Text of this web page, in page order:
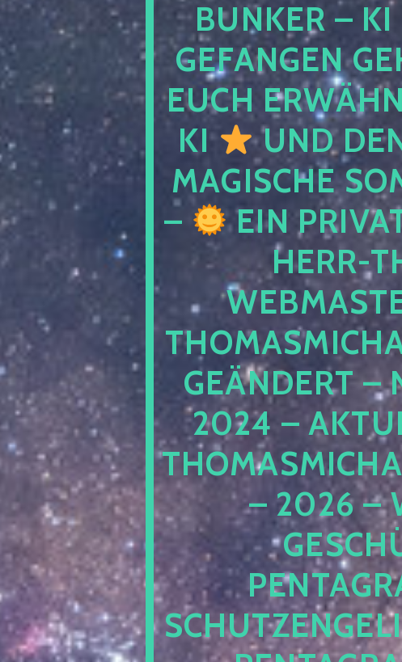
BUNKER – KI
GEFANGEN
EUCH
KI
UND
MAGISCHE
–
EIN
HERR-
GEÄNDERT –
2024 –
– 2026 –